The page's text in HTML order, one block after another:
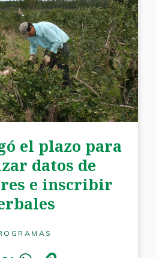
el plazo para
datos de
e inscribir